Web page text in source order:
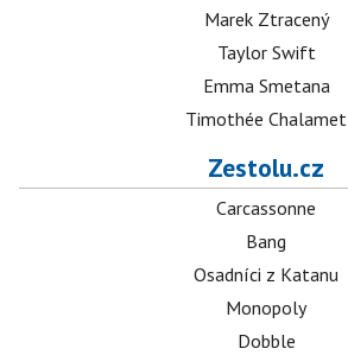
Marek Ztracený
Taylor Swift
Emma Smetana
Timothée Chalamet
Zestolu.cz
Carcassonne
Bang
Osadníci z Katanu
Monopoly
Dobble